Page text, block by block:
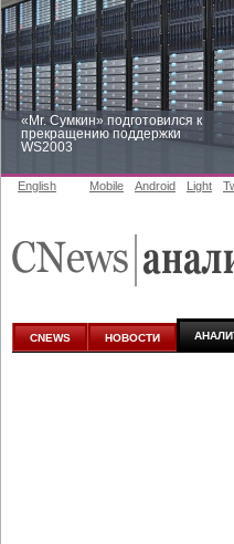
«Mr. Сумкин» подготовился к
прекращению поддержки
WS2003
аналитике
English Mobile Android Light
CNEWS НОВОСТИ